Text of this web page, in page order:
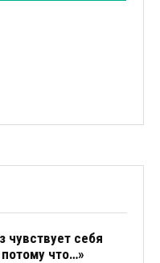
чувствует себя
что…»